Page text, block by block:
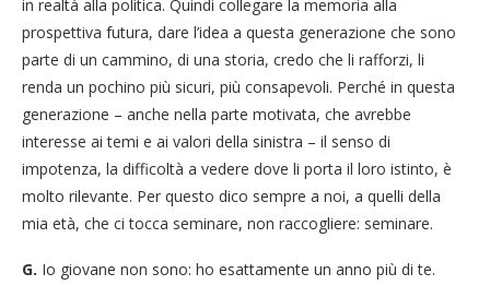
in realtà alla politica. Quindi collegare la memoria alla
prospettiva futura, dare l’idea a questa generazione che sono
parte di un cammino, di una storia, credo che li rafforzi, li
renda un pochino più sicuri, più consapevoli. Perché in questa
generazione – anche nella parte motivata, che avrebbe
interesse ai temi e ai valori della sinistra – il senso di
impotenza, la difficoltà a vedere dove li porta il loro istinto, è
molto rilevante. Per questo dico sempre a noi, a quelli della
mia età, che ci tocca seminare, non raccogliere: seminare.
G. Io giovane non sono: ho esattamente un anno più di te.